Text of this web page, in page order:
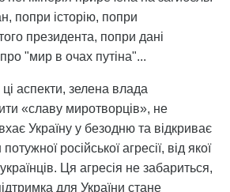
попри історію, попри
президента, попри дані
"мир в очах путіна"...
аспекти, зелена влада
«славу миротворців», не
Україну у безодню та відкриває
російської агресії, від якої
Ця агресія не забариться,
для України стане